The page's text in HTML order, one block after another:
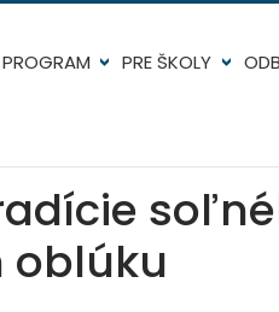
PROGRAM PRE ŠKOLY
oblúku